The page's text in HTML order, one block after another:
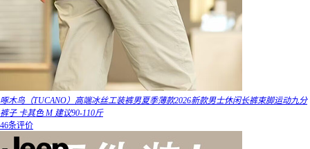
啄木鸟（TUCANO）高端冰丝工装裤男夏季薄款2026新款男士休闲长裤束脚运动九分
裤子 卡其色 M 建议90-110斤
46条评价